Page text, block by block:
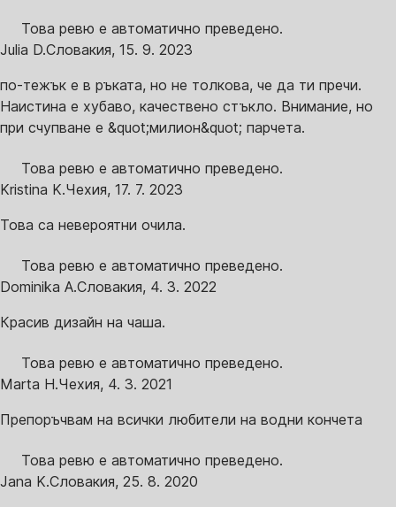
Това ревю е автоматично преведено.
Julia D.Словакия, 15. 9. 2023
по-тежък е в ръката, но не толкова, че да ти пречи.
Наистина е хубаво, качествено стъкло. Внимание, но
при счупване е &quot;милион&quot; парчета.
Това ревю е автоматично преведено.
Kristina K.Чехия, 17. 7. 2023
Това са невероятни очила.
Това ревю е автоматично преведено.
Dominika A.Словакия, 4. 3. 2022
Красив дизайн на чаша.
Това ревю е автоматично преведено.
Marta H.Чехия, 4. 3. 2021
Препоръчвам на всички любители на водни кончета
Това ревю е автоматично преведено.
Jana K.Словакия, 25. 8. 2020